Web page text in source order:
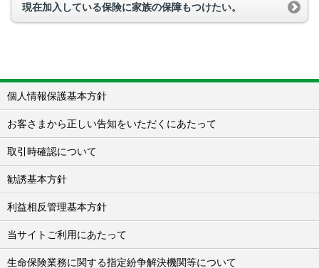
現在加入している保険に家族の保障もつけたい。
個人情報保護基本方針
お客さまから正しい告知をいただくにあたって
取引時確認について
勧誘基本方針
利益相反管理基本方針
当サイトご利用にあたって
生命保険業務に関する指定紛争解決機関等について